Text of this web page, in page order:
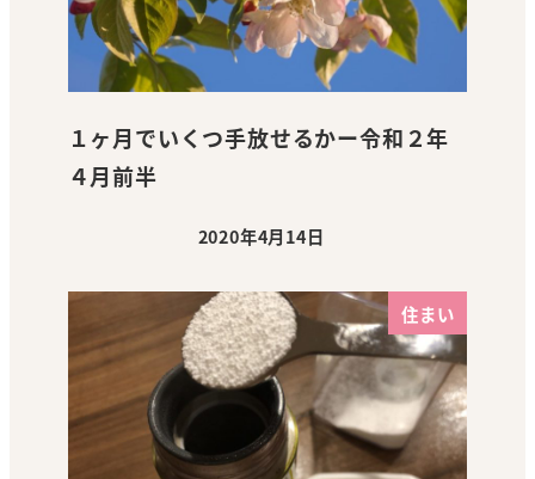
１ヶ月でいくつ手放せるかー令和２年
４月前半
投稿日
2020年4月14日
住まい